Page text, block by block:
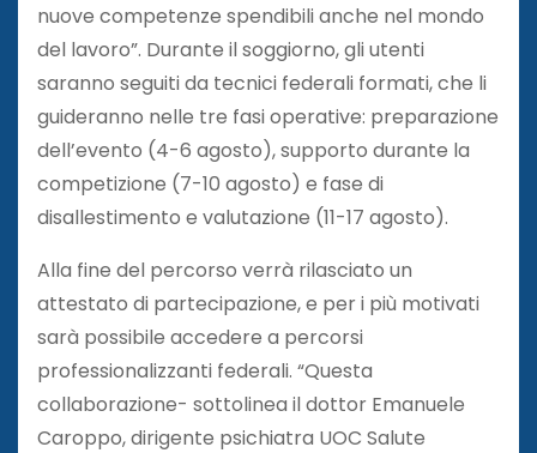
nuove competenze spendibili anche nel mondo
del lavoro”. Durante il soggiorno, gli utenti
saranno seguiti da tecnici federali formati, che li
guideranno nelle tre fasi operative: preparazione
dell’evento (4-6 agosto), supporto durante la
competizione (7-10 agosto) e fase di
disallestimento e valutazione (11-17 agosto).
Alla fine del percorso verrà rilasciato un
attestato di partecipazione, e per i più motivati
sarà possibile accedere a percorsi
professionalizzanti federali. “Questa
collaborazione- sottolinea il dottor Emanuele
Caroppo, dirigente psichiatra UOC Salute